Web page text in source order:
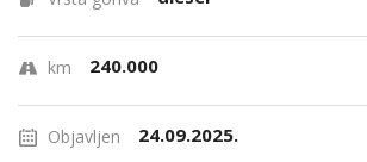
km 240.000
Objavljen 24.09.2025.